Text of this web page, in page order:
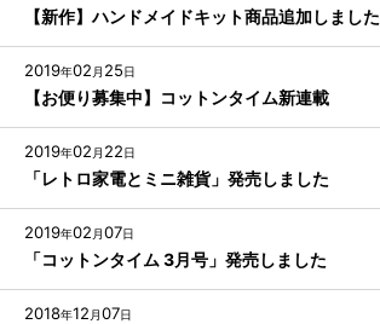
【新作】ハンドメイドキット商品追加しました
2019年02 月 25日
【お便り募集中】コットンタイム新連載
2019年02 月 22日
「レトロ家電とミニ雑貨」発売しました
2019年02 月07日
「コットンタイム 3月号」発売しました
2018年12 月07日